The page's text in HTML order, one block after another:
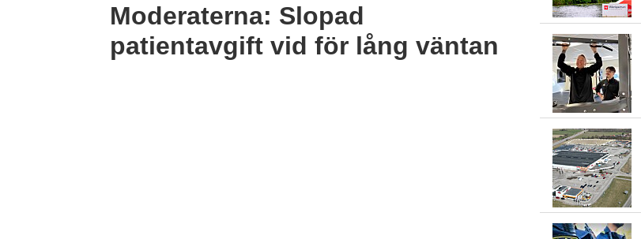
Moderaterna: Slopad
patientavgift vid för lång väntan